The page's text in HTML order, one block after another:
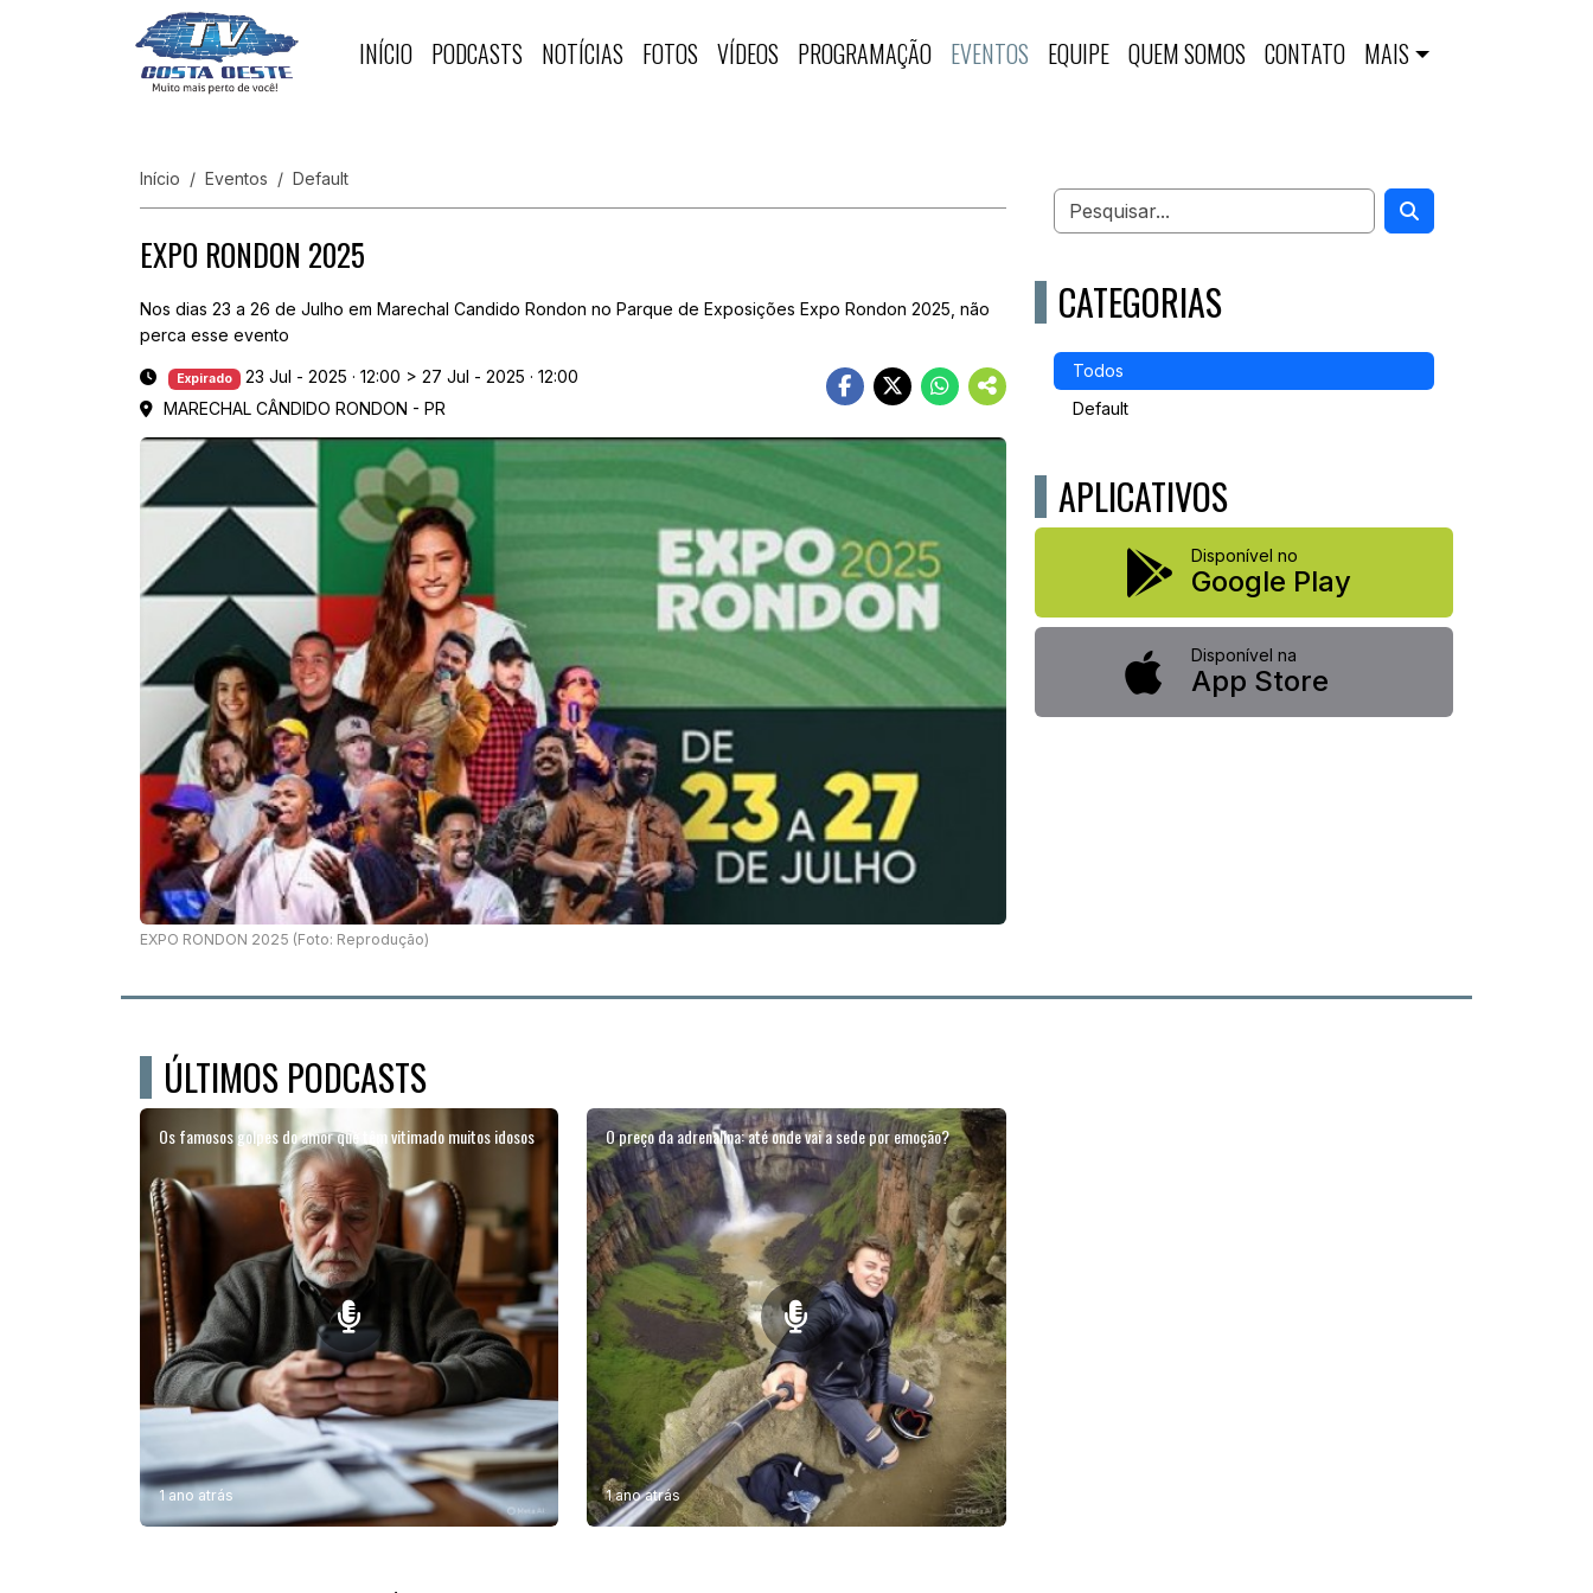
INÍCIO PODCASTS NOTÍCIAS FOTOS VÍDEOS PROGRAMAÇÃO EVENTOS EQUIPE QUEM SOMOS CONTATO MAIS
Início Eventos Default
EXPO RONDON 2025
Nos dias 23 a 26 de Julho em Marechal Candido Rondon no Parque de Exposições Expo Rondon 2025, não
perca esse evento
Expirado 23 Jul - 2025 · 12:00 > 27 Jul - 2025 · 12:00
MARECHAL CÂNDIDO RONDON - PR
EXPO RONDON 2025 (Foto: Reprodução)
CATEGORIAS
Todos
Default
APLICATIVOS
Disponível no
Google Play
Disponível na
App Store
ÚLTIMOS PODCASTS
Os famosos golpes do amor que têm vitimado muitos idosos
1 ano atrás
O preço da adrenalina: até onde vai a sede por emoção?
1 ano atrás